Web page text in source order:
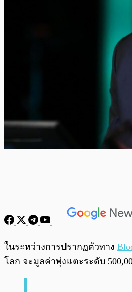
พร้อมเล่น
ในระหว่างการปรากฏตัวทาง
โลก จะมูลค่าพุ่งแตะระดับ